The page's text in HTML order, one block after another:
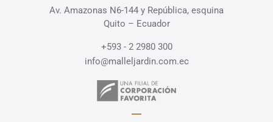
Av. Amazonas N6-144 y República, esquina
Quito – Ecuador
+593 - 2 2980 300
info@malleljardin.com.ec